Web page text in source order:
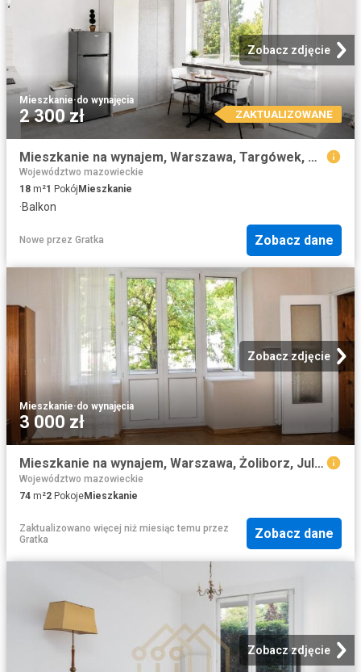
Zobacz zdjęcie
Mieszkanie·do wynajęcia
2 300 zł ZAKTUALIZOWANE
Mieszkanie na wynajem, Warszawa, Targówek, Gliwicka
Województwo mazowieckie
18 m²1 Pokój Mieszkanie
·Balkon
Nowe przez Gratka Zobacz dane
Zobacz zdjęcie
Mieszkanie·do wynajęcia
3 000 zł
Mieszkanie na wynajem, Warszawa, Żoliborz, Juliusza Słowackiego
Województwo mazowieckie
74 m²2 PokojeMieszkanie
Zaktualizowano więcej niż miesiąc temu przez
Gratka
Zobacz dane
Zobacz zdjęcie